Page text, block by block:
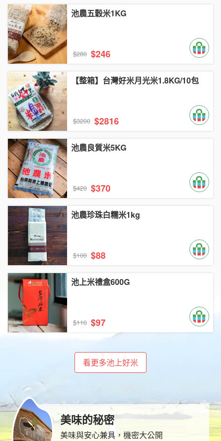
池農五穀米1KG
$280 $246
【整箱】台灣好米月光米1.8KG/10包
$3200 $2816
池農良質米5KG
$420 $370
池農珍珠白糯米1kg
$100 $88
池上米禮盒600G
$110 $97
看更多池上好米
美味的秘密
美味與安心兼具，機密大公開